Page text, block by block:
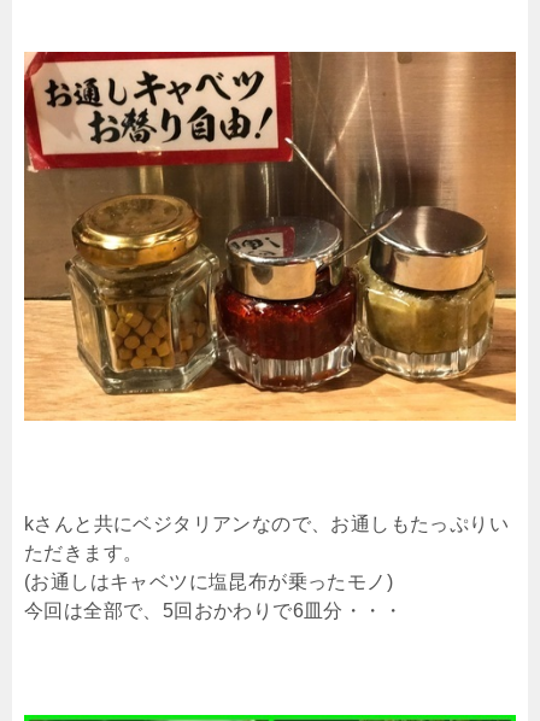
kさんと共にベジタリアンなので、お通しもたっぷりい
ただきます。
(お通しはキャベツに塩昆布が乗ったモノ)
今回は全部で、5回おかわりで6皿分・・・